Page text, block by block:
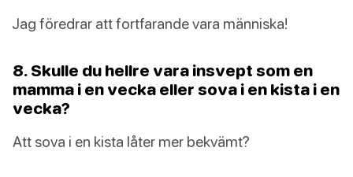
Jag föredrar att fortfarande vara människa!
8. Skulle du hellre vara insvept som en
mamma i en vecka eller sova i en kista i en
vecka?
Att sova i en kista låter mer bekvämt?